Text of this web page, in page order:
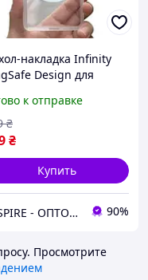
накладка Infinity
Design для
Ace 5 Pro White
к отправке
₴
₴
Купить
INSPIRE - ОПТОВІ ПРОДАЖІ ТА БЕЗГОТІВКА ДЛЯ БІЗНЕСУ 90%
Просмотрите